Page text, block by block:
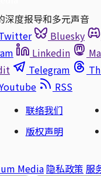
深度报导和多元声音
Bluesky
Linkedin
Telegram
RSS
联络我们
版权声明
Media 隐私政策 服